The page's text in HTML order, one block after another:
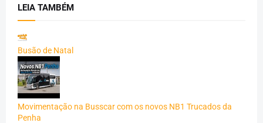
LEIA TAMBÉM
Busão de Natal
Movimentação na Busscar com os novos NB1 Trucados da
Penha